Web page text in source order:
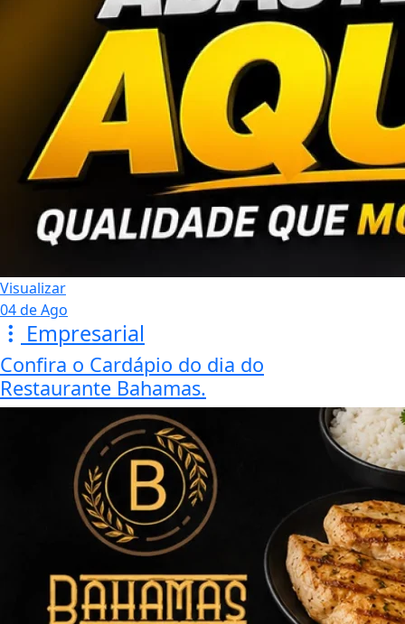
Visualizar
04 de Ago
Empresarial
Confira o Cardápio do dia do
Restaurante Bahamas.